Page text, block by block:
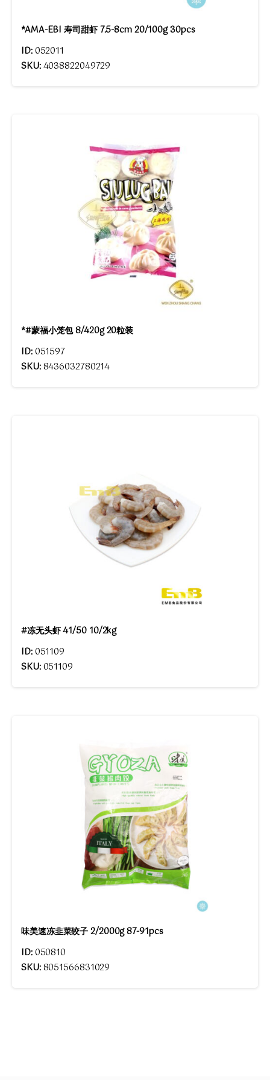
*AMA-EBI 寿司甜虾 7.5-8cm 20/100g 30pcs
ID:052011
SKU:4038822049729
*#蒙福小笼包 8/420g 20粒装
ID:051597
SKU:8436032780214
#冻无头虾 41/50 10/2kg
ID:051109
SKU:051109
味美速冻韭菜饺子 2/2000g 87-91pcs
ID:050810
SKU:8051566831029